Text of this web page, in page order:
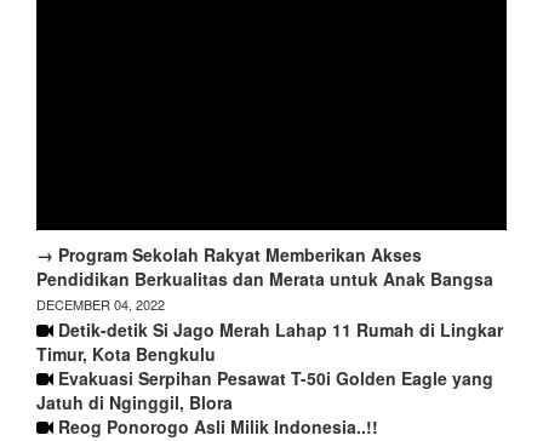
→ Program Sekolah Rakyat Memberikan Akses
Pendidikan Berkualitas dan Merata untuk Anak Bangsa
DECEMBER 04, 2022
Detik-detik Si Jago Merah Lahap 11 Rumah di Lingkar
Timur, Kota Bengkulu
Evakuasi Serpihan Pesawat T-50i Golden Eagle yang
Jatuh di Nginggil, Blora
Reog Ponorogo Asli Milik Indonesia..!!